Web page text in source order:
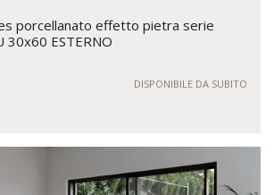
porcellanato effetto pietra serie
30x60 ESTERNO
DISPONIBILE DA SUBITO